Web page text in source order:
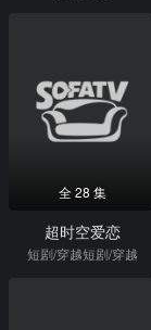
全 28 集
超时空爱恋
短剧/穿越短剧/穿越